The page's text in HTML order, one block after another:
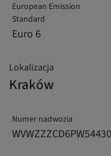
European Emission
Standard
Euro 6
Lokalizacja
Kraków
Numer nadwozia